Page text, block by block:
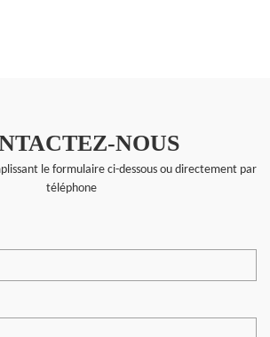
NOUS
le formulaire ci-dessous ou directement par
téléphone